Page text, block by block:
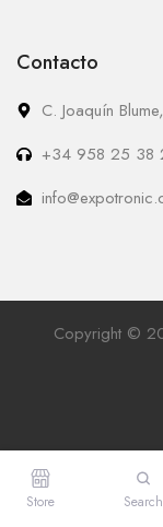
Contacto
C. Joaquín
+34 958 25 38
Copyright ©
Store Search